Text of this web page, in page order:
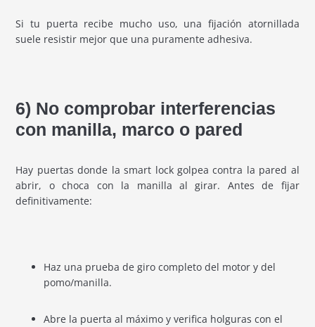
Si tu puerta recibe mucho uso, una fijación atornillada
suele resistir mejor que una puramente adhesiva.
6) No comprobar interferencias
con manilla, marco o pared
Hay puertas donde la smart lock golpea contra la pared al
abrir, o choca con la manilla al girar. Antes de fijar
definitivamente:
Haz una prueba de giro completo del motor y del
pomo/manilla.
Abre la puerta al máximo y verifica holguras con el